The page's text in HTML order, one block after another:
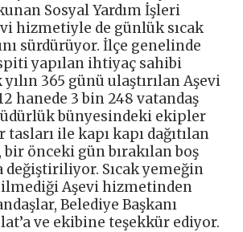
Sosyal Yardım İşleri
hizmetiyle de günlük sıcak
sürdürüyor. İlçe genelinde
yapılan ihtiyaç sahibi
365 günü ulaştırılan Aşevi
hanede 3 bin 248 vatandaş
bünyesindeki ekipler
ile kapı kapı dağıtılan
bir önceki gün bırakılan boş
değiştiriliyor. Sıcak yemeğin
Aşevi hizmetinden
Belediye Başkanı
ve ekibine teşekkür ediyor.